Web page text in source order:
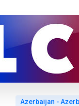
Azerbaijan -